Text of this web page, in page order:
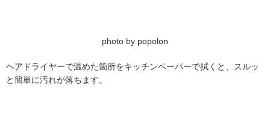
photo by popolon
ヘアドライヤーで温めた箇所をキッチンペーパーで拭くと、スルッ
と簡単に汚れが落ちます。